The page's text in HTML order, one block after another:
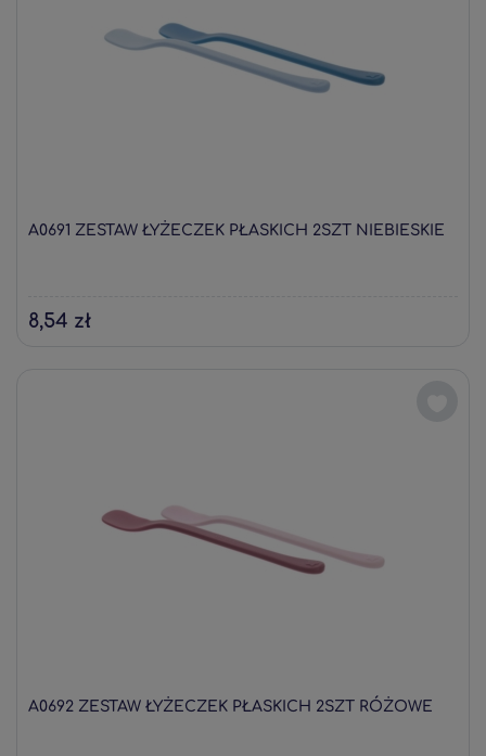
A0691 ZESTAW ŁYŻECZEK PŁASKICH 2SZT NIEBIESKIE
8,54 zł
A0692 ZESTAW ŁYŻECZEK PŁASKICH 2SZT RÓŻOWE